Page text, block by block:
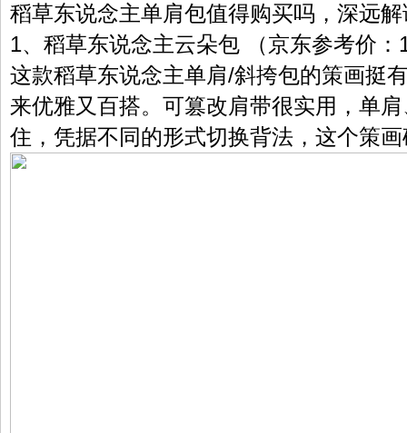
稻草东说念主单肩包值得购买吗，深远
1、稻草东说念主云朵包 （京东参考价：
这款稻草东说念主单肩/斜挎包的策画挺
来优雅又百搭。可篡改肩带很实用，单
住，凭据不同的形式切换背法，这个策